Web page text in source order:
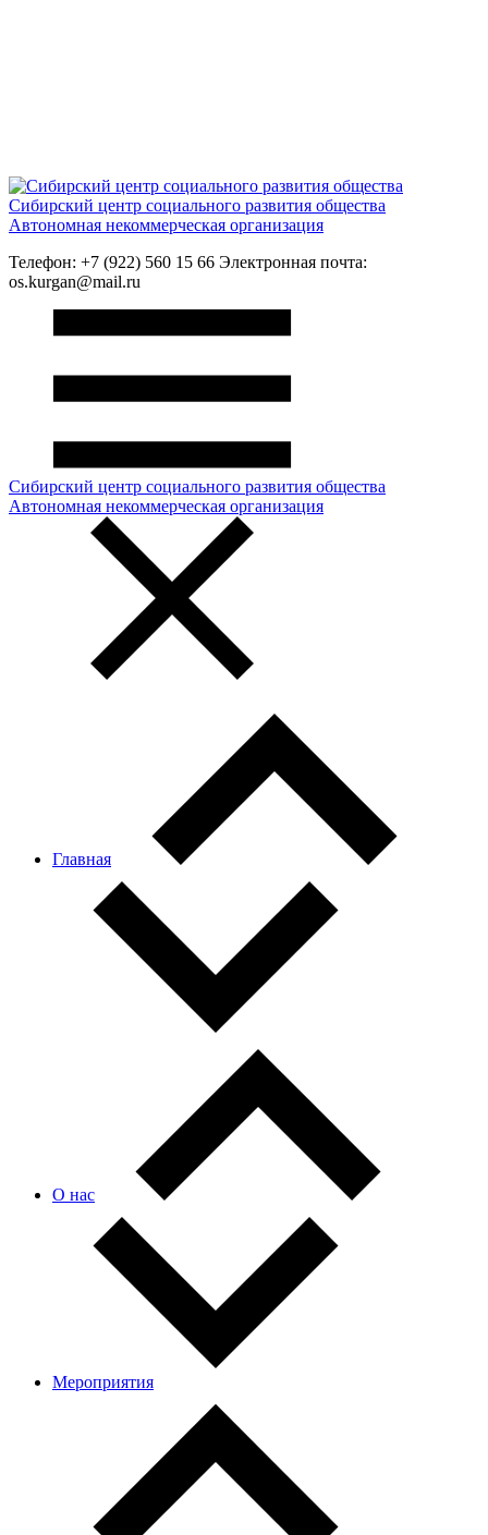
Сибирский центр социального развития общества
Автономная некоммерческая организация
Телефон: +7 (922) 560 15 66 Электронная почта:
os.kurgan@mail.ru
Сибирский центр социального развития общества
Автономная некоммерческая организация
Главная
О нас
Мероприятия